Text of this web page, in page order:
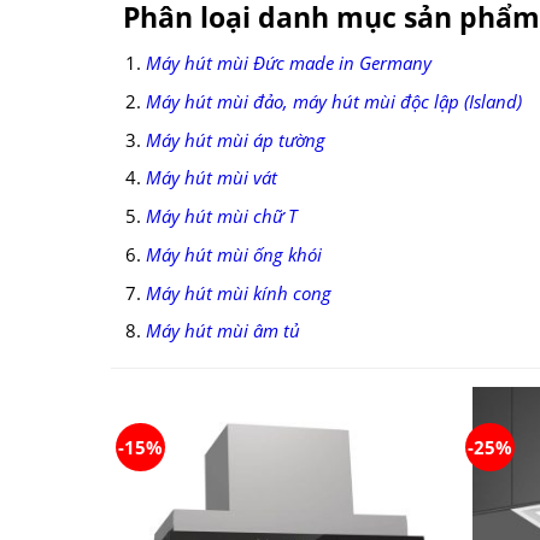
Phân loại danh mục sản phẩm
Máy hút mùi Đức made in Germany
Máy hút mùi đảo, máy hút mùi độc lập (Island)
Máy hút mùi áp tường
Máy hút mùi vát
Máy hút mùi chữ T
Máy hút mùi ống khói
Máy hút mùi kính cong
Máy hút mùi âm tủ
-15% -25%